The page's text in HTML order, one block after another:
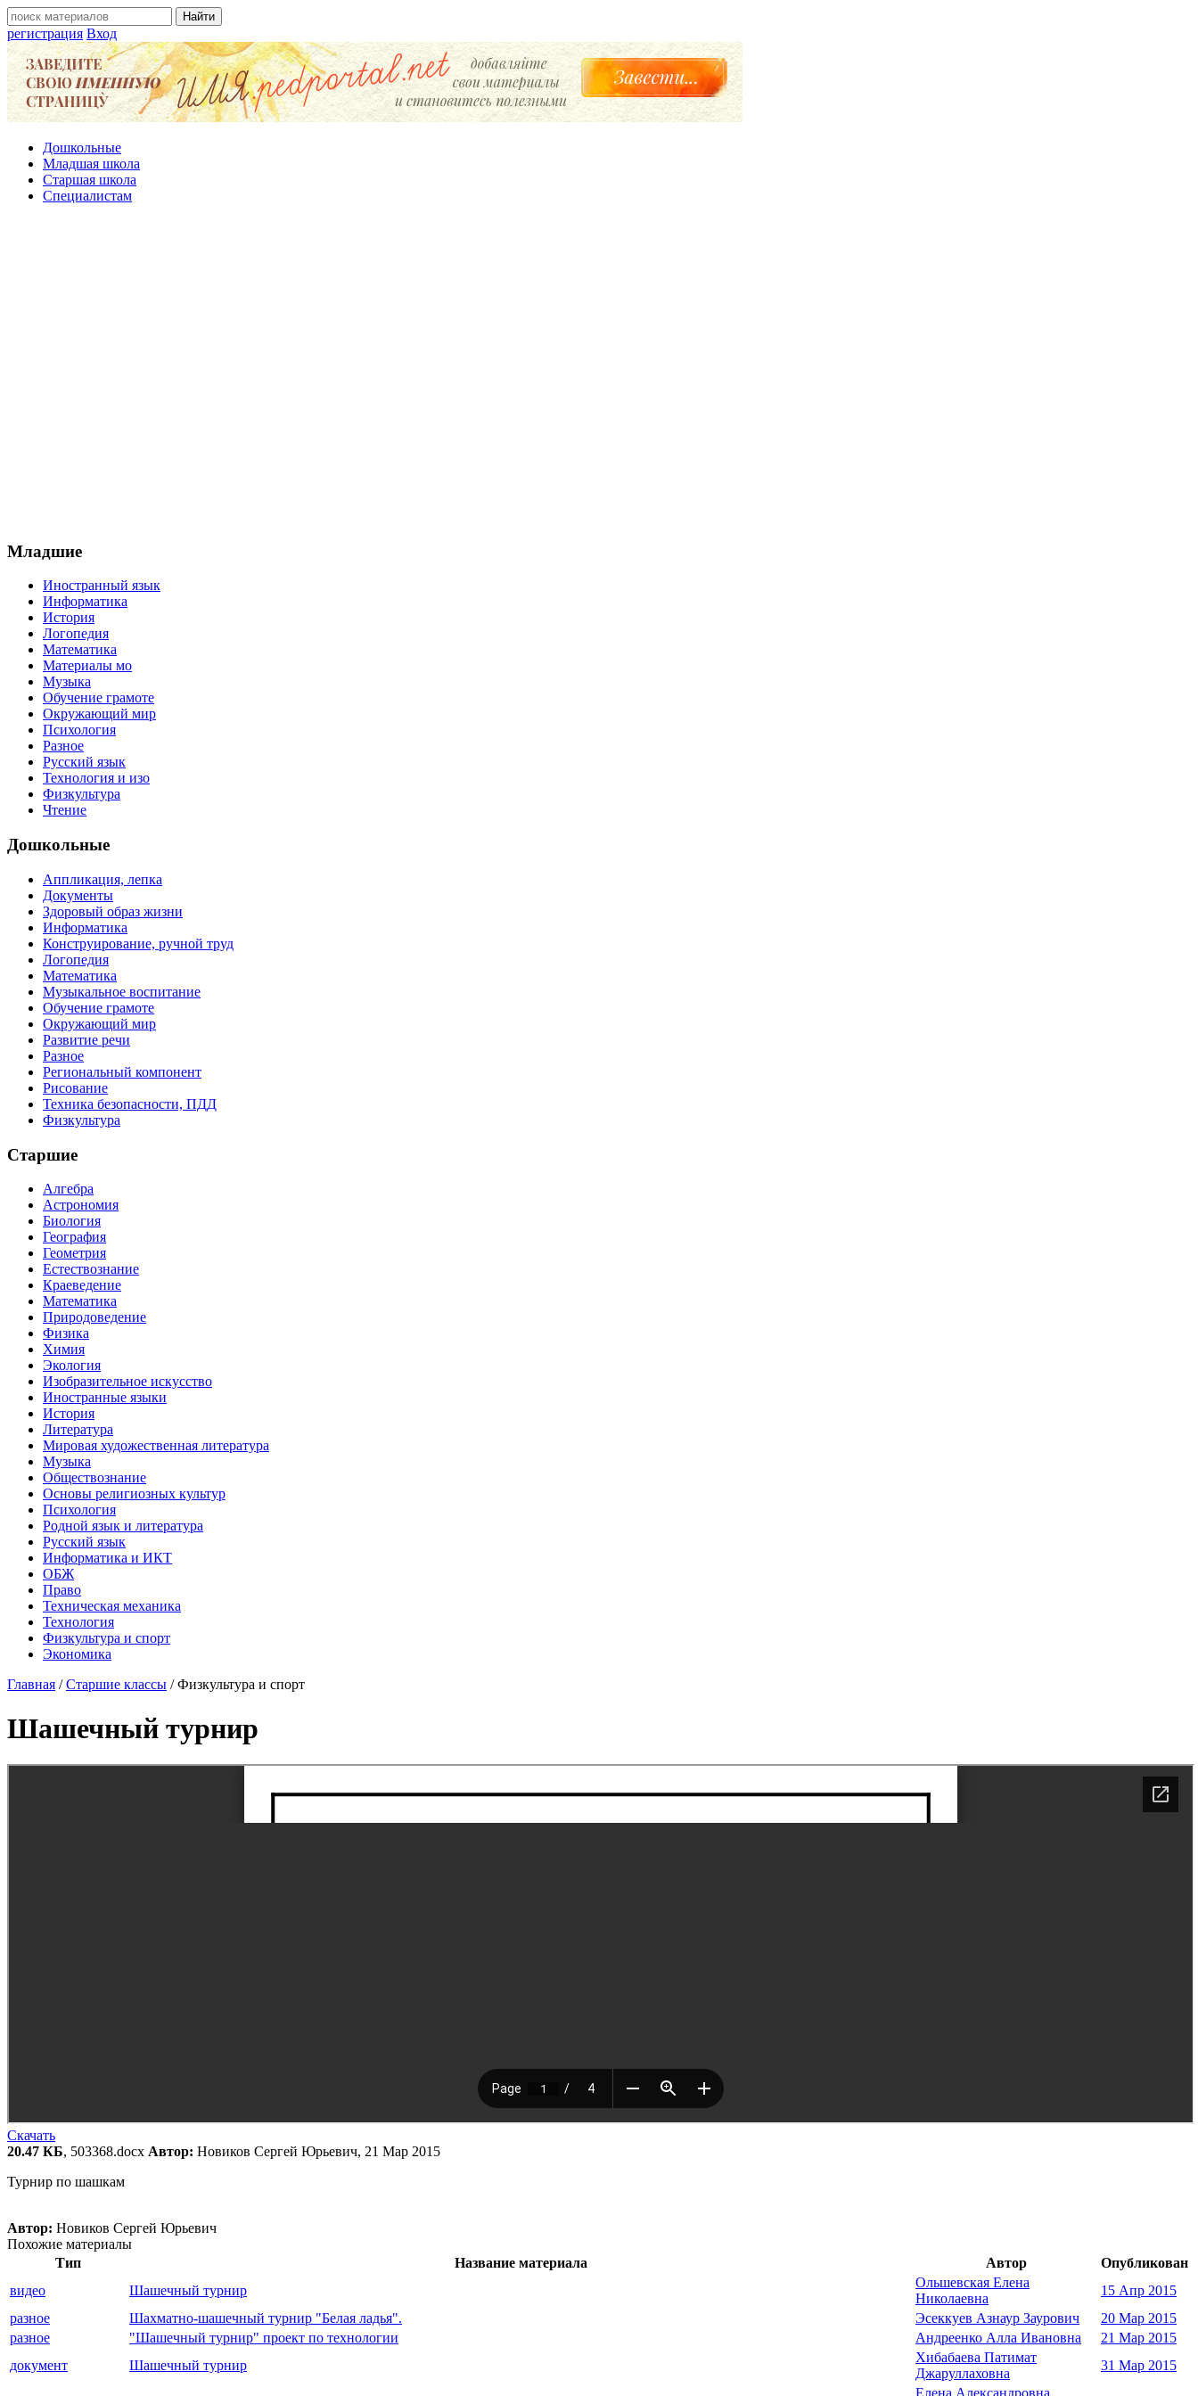
регистрация Вход
Дошкольные
Младшая школа
Старшая школа
Специалистам
Младшие
Иностранный язык
Информатика
История
Логопедия
Математика
Материалы мо
Музыка
Обучение грамоте
Окружающий мир
Психология
Разное
Русский язык
Технология и изо
Физкультура
Чтение
Дошкольные
Аппликация, лепка
Документы
Здоровый образ жизни
Информатика
Конструирование, ручной труд
Логопедия
Математика
Музыкальное воспитание
Обучение грамоте
Окружающий мир
Развитие речи
Разное
Региональный компонент
Рисование
Техника безопасности, ПДД
Физкультура
Старшие
Алгебра
Астрономия
Биология
География
Геометрия
Естествознание
Краеведение
Математика
Природоведение
Физика
Химия
Экология
Изобразительное искусство
Иностранные языки
История
Литература
Мировая художественная литература
Музыка
Обществознание
Основы религиозных культур
Психология
Родной язык и литература
Русский язык
Информатика и ИКТ
ОБЖ
Право
Техническая механика
Технология
Физкультура и спорт
Экономика
Главная /Старшие классы /Физкультура и спорт
Шашечный турнир
Скачать
20.47 КБ, 503368.docx Автор: Новиков Сергей Юрьевич, 21 Мар 2015
Турнир по шашкам
Автор: Новиков Сергей Юрьевич
Похожие материалы
Тип
Название материала Автор
Опубликован
видео
Шашечный турнир
Ольшевская Елена
Николаевна
15 Апр 2015
разное
Шахматно-шашечный турнир "Белая ладья". Эсеккуев Азнаур Заурович
20 Мар 2015
разное
"Шашечный турнир" проект по технологии Андреенко Алла Ивановна
21 Мар 2015
документ
Шашечный турнир
Хибабаева Патимат
Джаруллаховна
31 Мар 2015